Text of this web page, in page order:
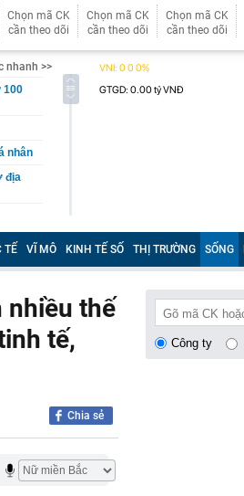
Chọn mã CK
cần theo dõi
Chọn mã CK
cần theo dõi
Chọn mã CK
cần theo dõi
nhanh >>
100
nhân
địa
TẾ VĨ MÔ KINH TẾ SỐ THỊ TRƯỜNG SỐNG
nhiều thế
tế,
Chia sẻ
Công ty